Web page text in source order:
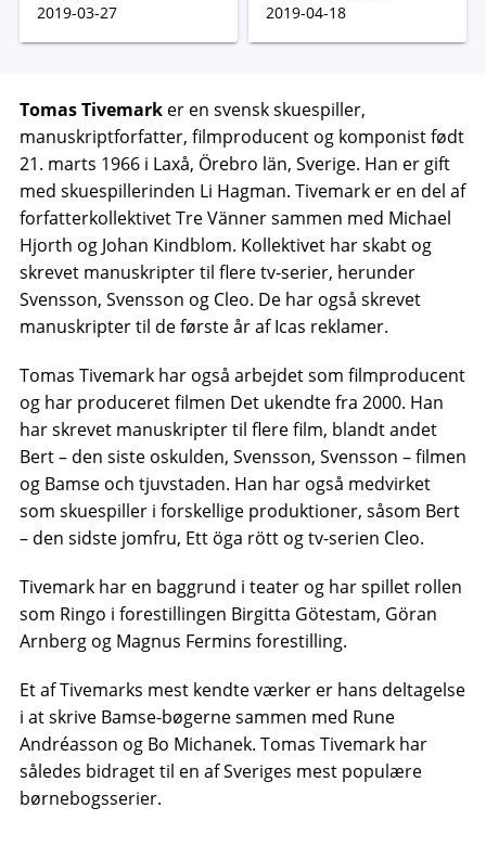
2019-03-27
2019-04-18
Tomas Tivemarker en svensk skuespiller,
manuskriptforfatter, filmproducent og komponist født
21. marts 1966 i Laxå, Örebro län, Sverige. Han er gift
med skuespillerinden Li Hagman. Tivemark er en del af
forfatterkollektivet Tre Vänner sammen med Michael
Hjorth og Johan Kindblom. Kollektivet har skabt og
skrevet manuskripter til flere tv-serier, herunder
Svensson, Svensson og Cleo. De har også skrevet
manuskripter til de første år af Icas reklamer.
Tomas Tivemark har også arbejdet som filmproducent
og har produceret filmen Det ukendte fra 2000. Han
har skrevet manuskripter til flere film, blandt andet
Bert – den siste oskulden, Svensson, Svensson – filmen
og Bamse och tjuvstaden. Han har også medvirket
som skuespiller i forskellige produktioner, såsom Bert
– den sidste jomfru, Ett öga rött og tv-serien Cleo.
Tivemark har en baggrund i teater og har spillet rollen
som Ringo i forestillingen Birgitta Götestam, Göran
Arnberg og Magnus Fermins forestilling.
Et af Tivemarks mest kendte værker er hans deltagelse
i at skrive Bamse-bøgerne sammen med Rune
Andréasson og Bo Michanek. Tomas Tivemark har
således bidraget til en af ​​Sveriges mest populære
børnebogsserier.